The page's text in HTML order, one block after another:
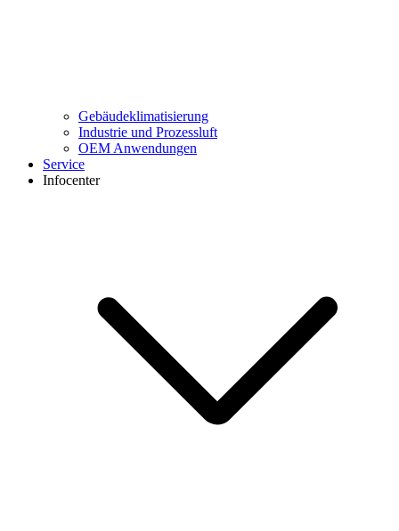
Gebäudeklimatisierung
Industrie und Prozessluft
OEM Anwendungen
Service
Infocenter